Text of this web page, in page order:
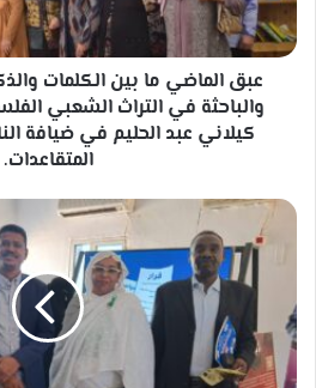
الناشئة
والباحثة
التراث
الشعبي
ازدهار
كيلاني
في
ضيافة
النادي
النسائي
عبق الماضي ما بين الكلمات
والباحثة في التراث الشعبي
كيلاني عبد الحليم في ضيافة
المتقاعدات.
اليوم
العالمي
النفسية